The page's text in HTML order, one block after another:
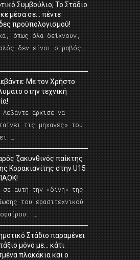
Συμβούλιο; Το Στάδιο
μέσα σε… πέντε
προϋπολογισμού!
όπως όλα δείχνουν,
δεν είναι στραβός…
Με τον Χρήστο
στην τεχνική
άρχισε να
τις μηχανές» του
…
ζακυνθινός παίκτης
Κορακιανίτης στην U15
σε αυτή την «δίνη» της
του ερασιτεχνικού
…
Στάδιο παραμένει
μόνο με… κάτι
πλακάκια και ο